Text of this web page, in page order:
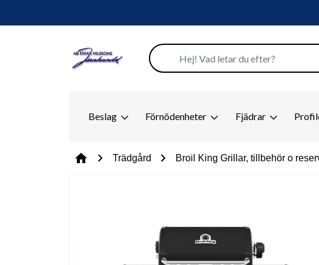
Beslag Förnödenheter Fjädrar
home chevron_right Trädgård chevron_right Broil King Grillar, tillbehör o